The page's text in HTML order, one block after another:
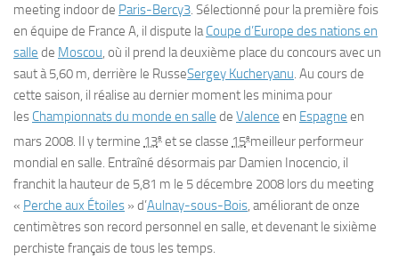
meeting indoor de Paris-Bercy3. Sélectionné pour la première fois
en équipe de France A, il dispute laCoupe d’Europe des nations en
salle de Moscou, où il prend la deuxième place du concours avec un
saut à 5,60 m, derrière le RusseSergey Kucheryanu. Au cours de
cette saison, il réalise au dernier moment les minima pour
les Championnats du monde en salle de Valence en Espagne en
mars 2008. Il y termine 13e et se classe 15emeilleur performeur
mondial en salle. Entraîné désormais par Damien Inocencio, il
franchit la hauteur de 5,81 m le 5 décembre 2008 lors du meeting
« Perche aux Étoiles » d’Aulnay-sous-Bois, améliorant de onze
centimètres son record personnel en salle, et devenant le sixième
perchiste français de tous les temps.